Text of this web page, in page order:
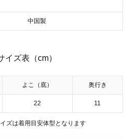
中国製
イズ表（cm）
よこ（底） 奥行き
22 11
ズは着用目安体型となります